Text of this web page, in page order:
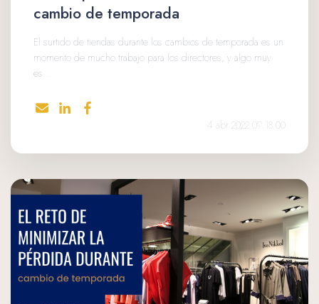
cambio de temporada
El surtido de tiendas durante los cambios de temporada es un
momento de mucho trabajo para los directores, y algo muy
es...
4 abr 2022 09:18:00